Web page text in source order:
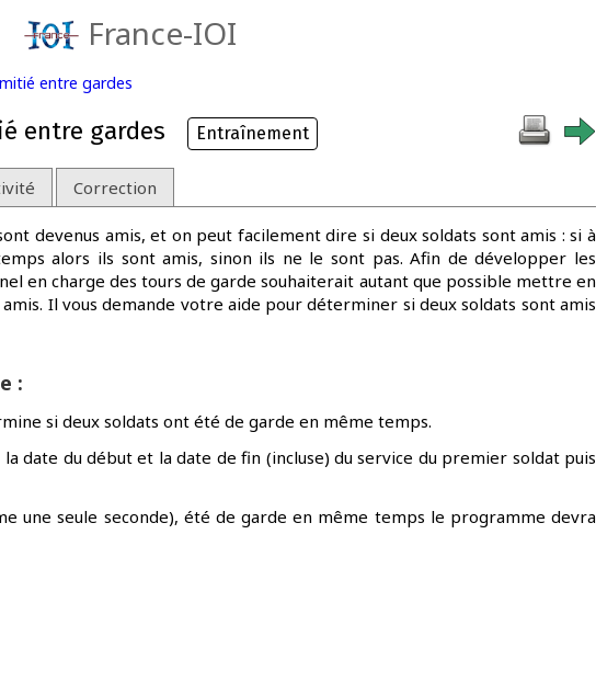
France-IOI
entre gardes
entre gardes Entraînement
Correction
devenus amis, et on peut facilement dire si deux soldats sont amis : si à
alors ils sont amis, sinon ils ne le sont pas. Afin de développer les
en charge des tours de garde souhaiterait autant que possible mettre en
Il vous demande votre aide pour déterminer si deux soldats sont amis
:
si deux soldats ont été de garde en même temps.
date du début et la date de fin (incluse) du service du premier soldat puis
une seule seconde), été de garde en même temps le programme devra